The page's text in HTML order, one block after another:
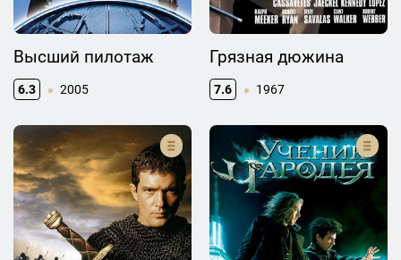
Высший пилотаж
6.3 2005
Грязная дюжина
7.6 1967